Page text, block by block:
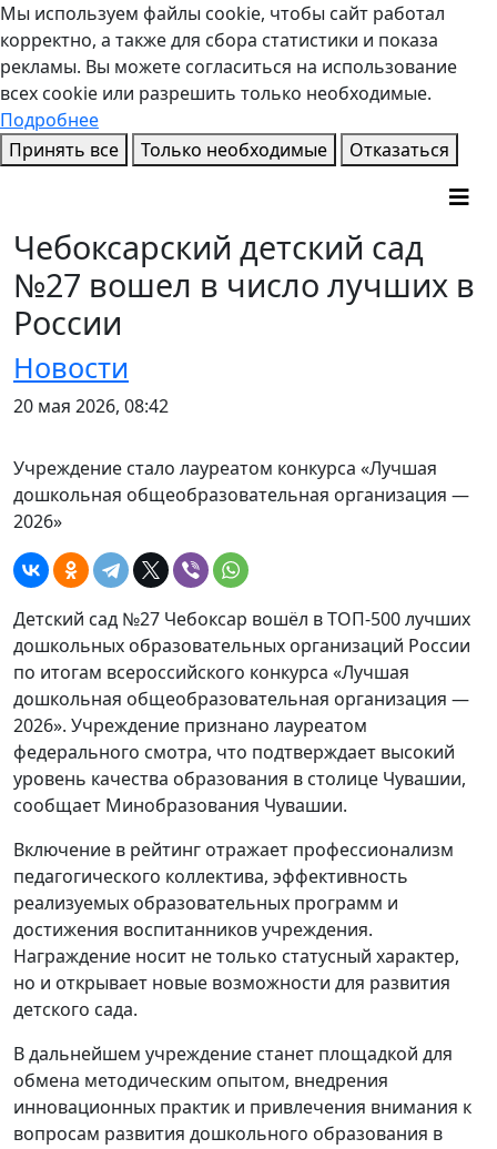
Мы используем файлы cookie, чтобы сайт работал
корректно, а также для сбора статистики и показа
рекламы. Вы можете согласиться на использование
всех cookie или разрешить только необходимые.
Подробнее
Принять все
Только необходимые Отказаться
Чебоксарский детский сад
№27 вошел в число лучших в
России
Новости
20 мая 2026, 08:42
Учреждение стало лауреатом конкурса «Лучшая
дошкольная общеобразовательная организация —
2026»
Детский сад №27 Чебоксар вошёл в ТОП-500 лучших
дошкольных образовательных организаций России
по итогам всероссийского конкурса «Лучшая
дошкольная общеобразовательная организация —
2026». Учреждение признано лауреатом
федерального смотра, что подтверждает высокий
уровень качества образования в столице Чувашии,
сообщает Минобразования Чувашии.
Включение в рейтинг отражает профессионализм
педагогического коллектива, эффективность
реализуемых образовательных программ и
достижения воспитанников учреждения.
Награждение носит не только статусный характер,
но и открывает новые возможности для развития
детского сада.
В дальнейшем учреждение станет площадкой для
обмена методическим опытом, внедрения
инновационных практик и привлечения внимания к
вопросам развития дошкольного образования в